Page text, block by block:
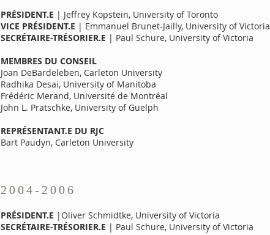
PRÉSIDENT.E | Jeffrey Kopstein, University of Toronto
VICE PRÉSIDENT.E | Emmanuel Brunet-Jailly, University of Victoria
SECRÉTAIRE-TRÉSORIER.E | Paul Schure, University of Victoria
MEMBRES DU CONSEIL
Joan DeBardeleben, Carleton University
Radhika Desai, University of Manitoba
Frédéric Merand, Université de Montréal
John L. Pratschke, University of Guelph
REPRÉSENTANT.E DU RJC
Bart Paudyn, Carleton University
2004-2006
PRÉSIDENT.E |Oliver Schmidtke, University of Victoria
SECRÉTAIRE-TRÉSORIER.E | Paul Schure, University of Victoria​